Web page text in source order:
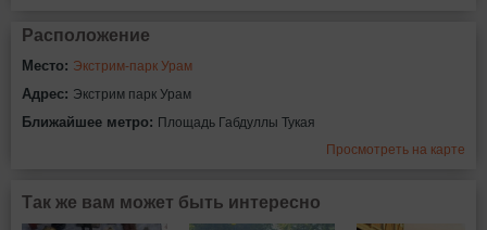
Расположение
Место: Экстрим-парк Урам
Адрес: Экстрим парк Урам
Ближайшее метро: Площадь Габдуллы Тукая
Просмотреть на карте
Так же вам может быть интересно